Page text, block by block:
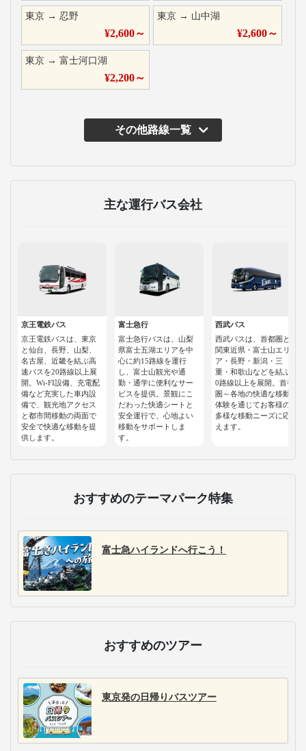
東京 → 忍野
¥2,600～
東京 → 山中湖
¥2,600～
東京 → 富士河口湖
¥2,200～
その他路線一覧
主な運行バス会社
京王電鉄バス
京王電鉄バスは、東京
と仙台、長野、山梨、
名古屋、近畿を結ぶ高
速バスを20路線以上展
開。Wi-FI設備、充電配
備など充実した車内設
備で、観光地アクセス
と都市間移動の両面で
安全で快適な移動を提
供します。
富士急行
富士急行バスは、山梨
県富士五湖エリアを中
心に約15路線を運行
し、富士山観光や通
勤・通学に便利なサー
ビスを提供。景観にこ
だわった快適シートと
安全運行で、心地よい
移動をサポートしま
す。
西武バス
西武バスは、首都圏と
関東近県・富士山エリ
ア・長野・新潟・三
重・和歌山などを結ぶ1
0路線以上を展開。首都
圏～各地の快適な移動
体験を通じてお客様の
多様な移動ニーズに応
えます。
おすすめのテーマパーク特集
富士急ハイランドへ行こう！
おすすめのツアー
東京発の日帰りバスツアー